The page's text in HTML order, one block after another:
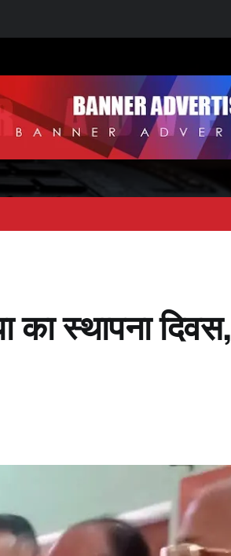
स्थापना दिवस,